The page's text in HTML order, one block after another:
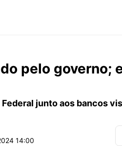
pelo governo;
junto aos bancos
14:00